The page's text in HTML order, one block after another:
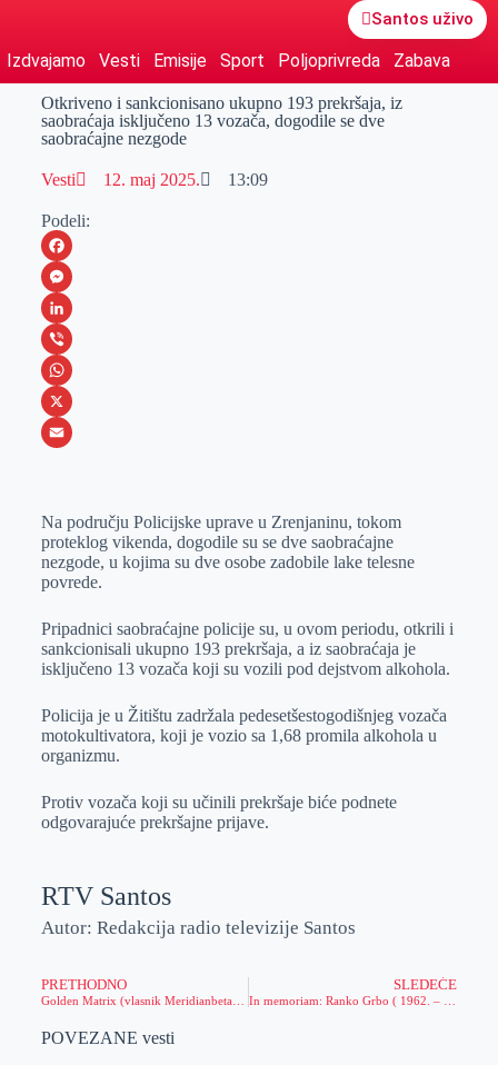
Santos uživo
Izdvajamo Vesti Emisije Sport Poljoprivreda Zabava
Otkriveno i sankcionisano ukupno 193 prekršaja, iz
saobraćaja isključeno 13 vozača, dogodile se dve
saobraćajne nezgode
Vesti 12. maj 2025. 13:09
Podeli:
F
a
c
e
b
o
M
e
s
s
e
e
r
L
i
n
k
I
n
V
i
b
W
h
s
A
p
p
X
a
i
l
Na području Policijske uprave u Zrenjaninu, tokom
proteklog vikenda, dogodile su se dve saobraćajne
nezgode, u kojima su dve osobe zadobile lake telesne
povrede.
Pripadnici saobraćajne policije su, u ovom periodu, otkrili i
sankcionisali ukupno 193 prekršaja, a iz saobraćaja je
isključeno 13 vozača koji su vozili pod dejstvom alkohola.
Policija je u Žitištu zadržala pedesetšestogodišnjeg vozača
motokultivatora, koji je vozio sa 1,68 promila alkohola u
organizmu.
Protiv vozača koji su učinili prekršaje biće podnete
odgovarajuće prekršajne prijave.
RTV Santos
Autor: Redakcija radio televizije Santos
PRETHODNO
Golden Matrix (vlasnik Meridianbeta) prvi kvartal završio sa prihodom od 43 miliona dolara i rastom poslovanja od 72%
SLEDEĆE
POVEZANE vesti